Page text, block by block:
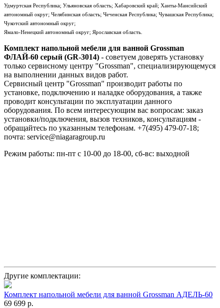
Удмуртская Республика; Ульяновская область; Хабаровский край; Ханты-Мансийский
автономный округ; Челябинская область; Чеченская Республика; Чувашская Республика;
Чукотский автономный округ;
Ямало-Ненецкий автономный округ; Ярославская область.
Комплект напольной мебели для ванной Grossman
ФЛАЙ-60 серый (GR-3014) - советуем доверять установку
только сервисному центру "Grossman", специализирующемуся
на выполнении данных видов работ.
Сервисный центр "Grossman" производит работы по
установке, подключению и наладке оборудования, а также
проводит консультации по эксплуатации данного
оборудования. По всем интересующим вас вопросам: заказ
установки/подключения, вызов техников, консультациям -
обращайтесь по указанным телефонам. +7(495) 479-07-18;
почта: service@niagaragroup.ru
Режим работы: пн-пт с 10-00 до 18-00, сб-вс: выходной
Другие комплектации:
Комплект напольной мебели для ванной Grossman АДЕЛЬ-60
69 699 р.